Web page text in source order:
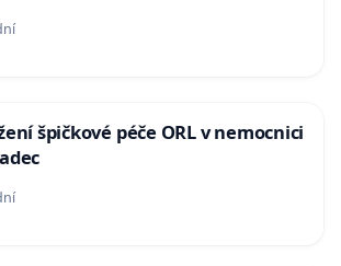
špičkové péče ORL v nemocnici